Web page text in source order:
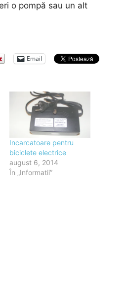
o pompă sau un alt
Email
Incarcatoare pentru
biciclete electrice
august 6, 2014
În „Informatii”